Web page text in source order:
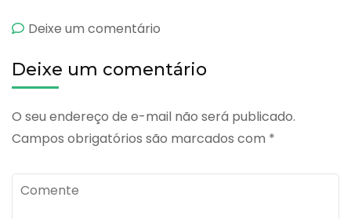
Deixe um comentário
Deixe um comentário
O seu endereço de e-mail não será publicado.
Campos obrigatórios são marcados com *
Comente